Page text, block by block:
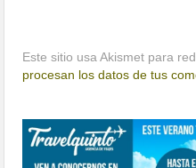
Este sitio usa Akismet para
procesan los datos de tus